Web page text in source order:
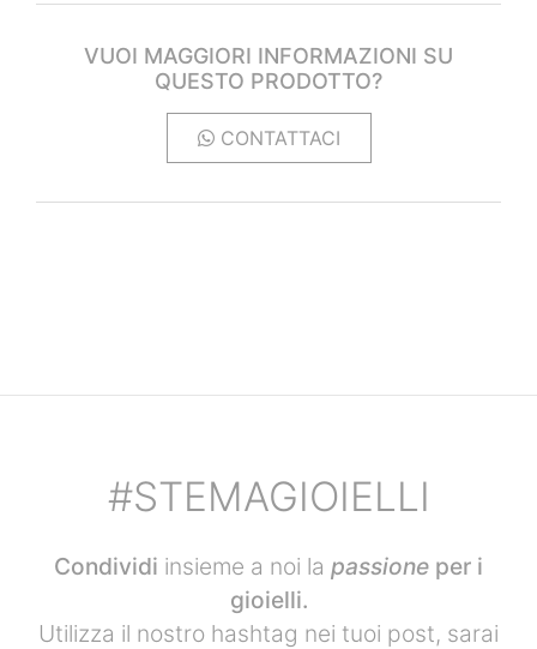
VUOI MAGGIORI INFORMAZIONI SU
QUESTO PRODOTTO?
CONTATTACI
#STEMAGIOIELLI
Condividi insieme a noi la passione per i
gioielli.
Utilizza il nostro hashtag nei tuoi post, sarai